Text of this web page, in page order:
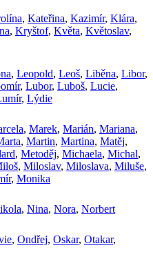
, Kateřina, Kazimír, Klára,
, Kryštof, Květa, Květoslav,
, Leopold, Leoš, Liběna, Libor,
, Lubor, Luboš, Lucie,
, Lýdie
, Marek, Marián, Mariana,
, Martin, Martina, Matěj,
, Metoděj, Michaela, Michal,
, Miloslav, Miloslava, Miluše,
, Monika
, Nina, Nora, Norbert
, Ondřej, Oskar, Otakar,